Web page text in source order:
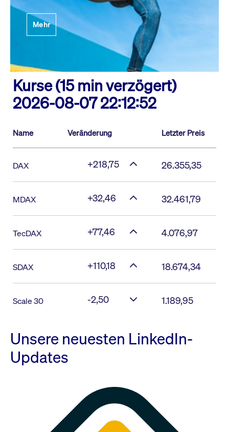
Mehr
Kurse (15 min verzögert)
2026-08-07 22:12:52
Name Veränderung Letzter Preis
DAX +218,75 26.355,35
MDAX +32,46 32.461,79
TecDAX +77,46 4.076,97
SDAX +110,18 18.674,34
Scale 30 -2,50 1.189,95
Unsere neuesten LinkedIn-
Updates